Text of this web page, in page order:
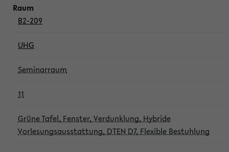
B2-209
UHG
Seminarraum
11
Grüne Tafel, Fenster, Verdunklung, Hybride
Vorlesungsausstattung, DTEN D7, Flexible Bestuhlung